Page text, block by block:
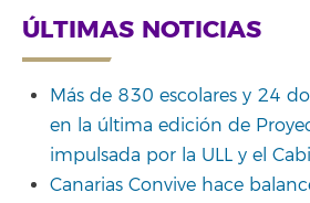
ÚLTIMAS NOTICIAS
Más de 830 escolares y 24
en la última edición de
impulsada por la ULL y el
Canarias Convive hace